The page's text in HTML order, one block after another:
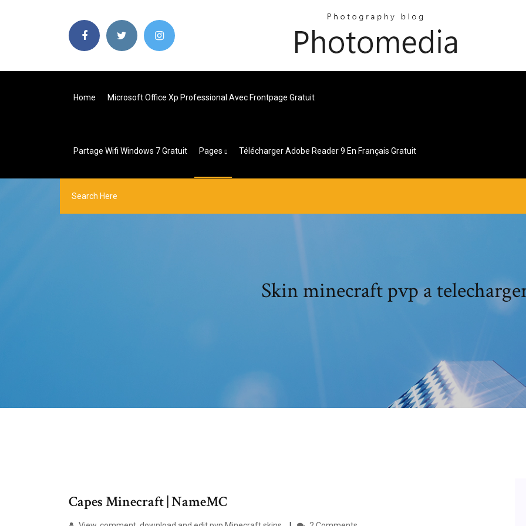
Home Microsoft Office Xp Professional Avec Frontpage Gratuit
Partage Wifi Windows 7 Gratuit Pages Télécharger Adobe Reader 9 En Français Gratuit
Skin minecraft pvp a
Capes Minecraft | NameMC